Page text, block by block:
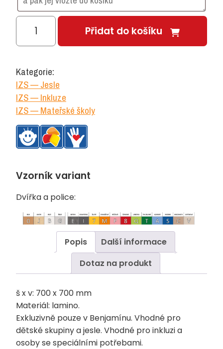
Tabule
Přidat do košíku
Kategorie:
IZS — Jesle
IZS — Inkluze
IZS — Mateřské školy
Vzorník variant
Dvířka a police:
Popis
Další informace
Dotaz na produkt
š x v: 700 x 700 mm
Materiál: lamino.
Exkluzivně pouze v Benjamínu. Vhodné pro
dětské skupiny a jesle. Vhodné pro inkluzi a
osoby se speciálními potřebami.